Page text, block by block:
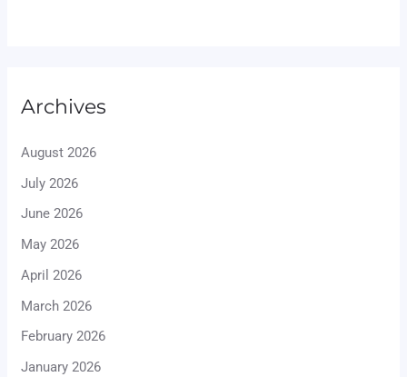
Archives
August 2026
July 2026
June 2026
May 2026
April 2026
March 2026
February 2026
January 2026